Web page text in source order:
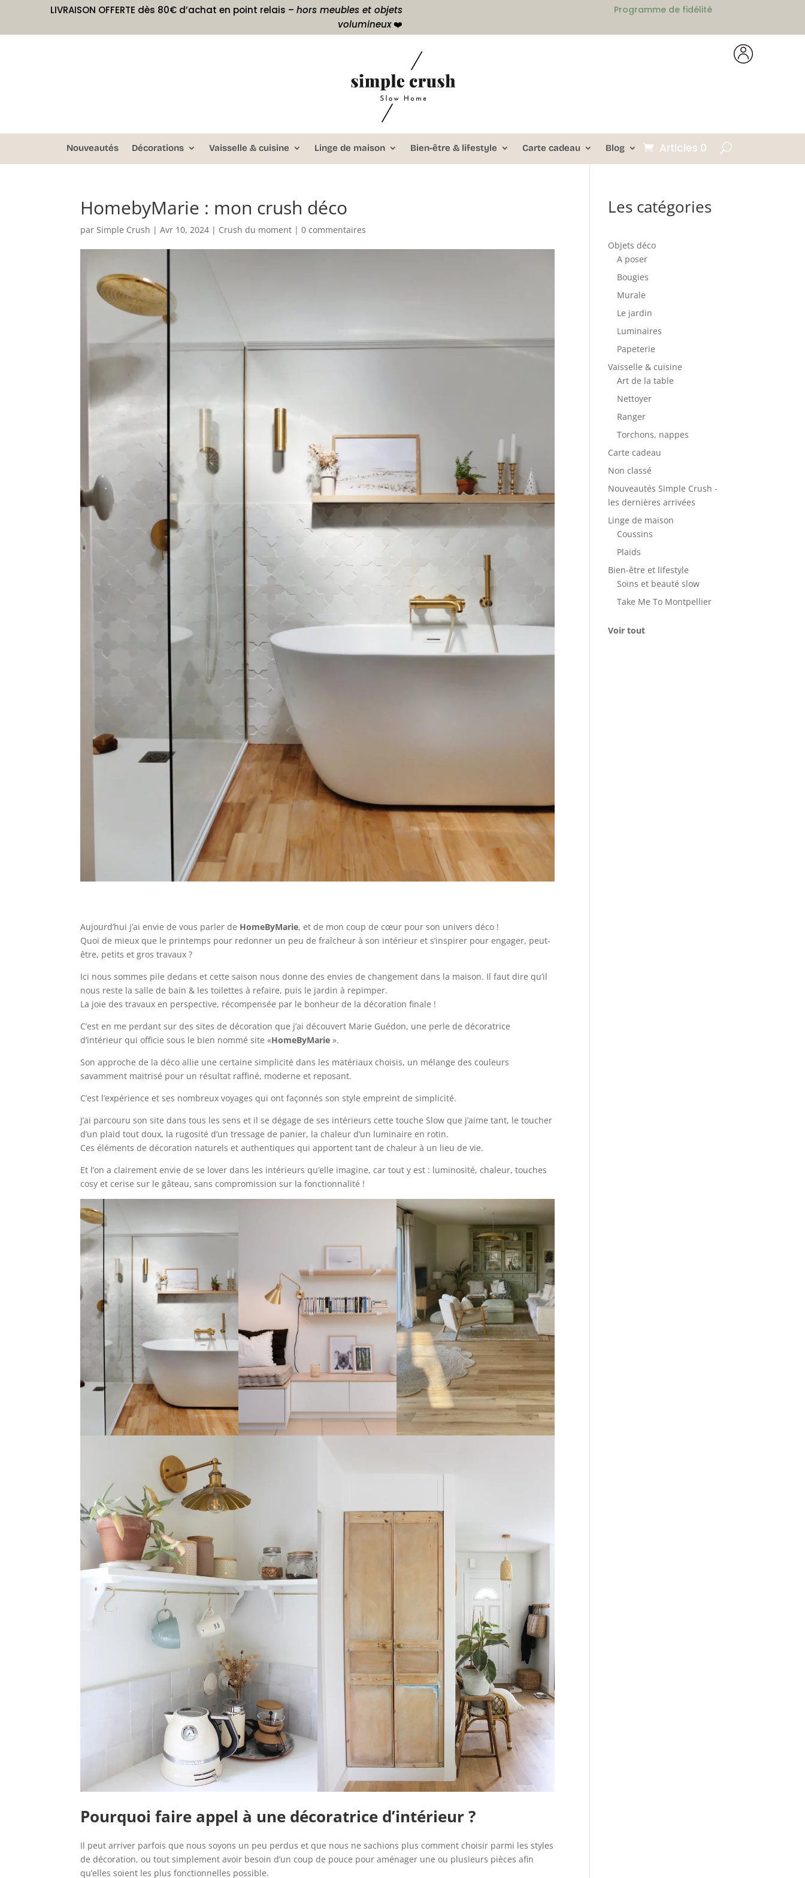
LIVRAISON OFFERTE dès 80€ d’achat en point relais – hors meubles et objets
volumineux❤️
Programme de fidélité
Nouveautés Décorations Vaisselle & cuisine Linge de maison Bien-être & lifestyle Carte cadeau Blog Articles 0
HomebyMarie : mon crush déco
parSimple Crush |Avr 10, 2024 | Crush du moment |0 commentaires
Aujourd’hui j’ai envie de vous parler de HomeByMarie, et de mon coup de cœur pour son univers déco !
Quoi de mieux que le printemps pour redonner un peu de fraîcheur à son intérieur et s’inspirer pour engager, peut-
être, petits et gros travaux ?
Ici nous sommes pile dedans et cette saison nous donne des envies de changement dans la maison. Il faut dire qu’il
nous reste la salle de bain & les toilettes à refaire, puis le jardin à repimper.
La joie des travaux en perspective, récompensée par le bonheur de la décoration finale !
C’est en me perdant sur des sites de décoration que j’ai découvert Marie Guédon, une perle de décoratrice
d’intérieur qui officie sous le bien nommé site «HomeByMarie ».
Son approche de la déco allie une certaine simplicité dans les matériaux choisis, un mélange des couleurs
savamment maitrisé pour un résultat raffiné, moderne et reposant.
C’est l’expérience et ses nombreux voyages qui ont façonnés son style empreint de simplicité.
J’ai parcouru son site dans tous les sens et il se dégage de ses intérieurs cette touche Slow que j’aime tant, le toucher
d’un plaid tout doux, la rugosité d’un tressage de panier, la chaleur d’un luminaire en rotin.
Ces éléments de décoration naturels et authentiques qui apportent tant de chaleur à un lieu de vie.
Et l’on a clairement envie de se lover dans les intérieurs qu’elle imagine, car tout y est : luminosité, chaleur, touches
cosy et cerise sur le gâteau, sans compromission sur la fonctionnalité !
Pourquoi faire appel à une décoratrice d’intérieur ?
Il peut arriver parfois que nous soyons un peu perdus et que nous ne sachions plus comment choisir parmi les styles
de décoration, ou tout simplement avoir besoin d’un coup de pouce pour aménager une ou plusieurs pièces afin
qu’elles soient les plus fonctionnelles possible.
Les catégories
Objets déco
A poser
Bougies
Murale
Le jardin
Luminaires
Papeterie
Vaisselle & cuisine
Art de la table
Nettoyer
Ranger
Torchons, nappes
Carte cadeau
Non classé
Nouveautés Simple Crush -
les dernières arrivées
Linge de maison
Coussins
Plaids
Bien-être et lifestyle
Soins et beauté slow
Take Me To Montpellier
Voir tout